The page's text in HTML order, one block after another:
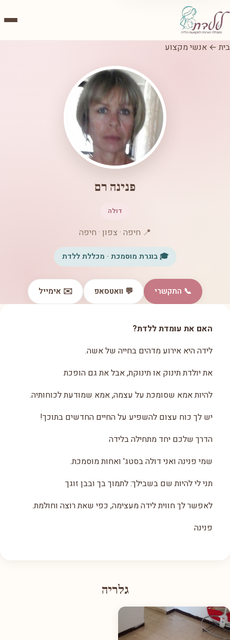
בית ← אנשי מקצוע
פנינה רם
דולה
📍 חיפה · צפון · חיפה
🎓 בוגרת מוסמכת · מכללת ללדת
📞 התקשרי 💬 וואטסאפ ✉️ אימייל
האם את עומדת ללדת?
לידה היא אירוע מדהים בחייה של אשה.
את יולדת תינוק או תינוקת, אבל את גם הופכת
להיות אמא שסומכת על עצמה, אמא שמודעת לכוחותיה.
יש לך כוח עצום להשפיע על החיים החדשים בתוכך!
הדרך שלכם יחד מתחילה בלידה
שמי פנינה ואני דולה בסטג' ואחות מוסמכת.
תני לי להיות שם בשבילך: לתמוך בך ובבן זוגך
לאפשר לך חווית לידה מעצימה, כפי שאת רוצה וחולמת.
פנינה
גלריה